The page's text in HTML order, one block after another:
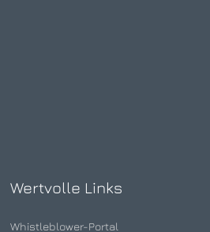
Wertvolle Links
Whistleblower-Portal